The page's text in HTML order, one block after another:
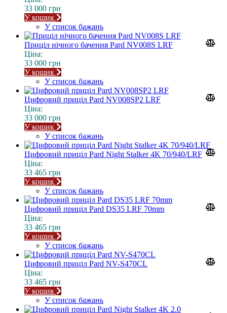
33 000 грн
У кошик
У список бажань
Приціл нічного бачення Pard NV008S LRF
Ціна:
33 000 грн
У кошик
У список бажань
Цифровий приціл Pard NV008SP2 LRF
Ціна:
33 000 грн
У кошик
У список бажань
Цифровий приціл Pard Night Stalker 4K 70/940/LRF
Ціна:
33 465 грн
У кошик
У список бажань
Цифровий приціл Pard DS35 LRF 70mm
Ціна:
33 465 грн
У кошик
У список бажань
Цифровий приціл Pard NV-S470CL
Ціна:
33 465 грн
У кошик
У список бажань